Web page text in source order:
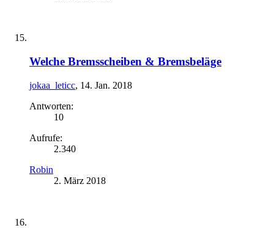
Welche Bremsscheiben & Bremsbeläge
jokaa_leticc, 14. Jan. 2018
Antworten:
10
Aufrufe:
2.340
Robin
2. März 2018